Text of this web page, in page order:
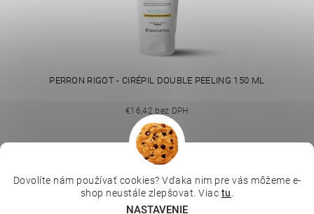
PERRON RIGOT - CIRÉPIL DOUBLE PEELING 150 ML
€16,42 bez DPH
€20,20
Depilujeme.cz | Kosmetická škola | Online kosmetické kurzy |
MikroArt | Ella Baché
Dovolíte nám používať cookies? Vďaka nim pre vás môžeme e-
shop neustále zlepšovat. Viac tu
NASTAVENIE